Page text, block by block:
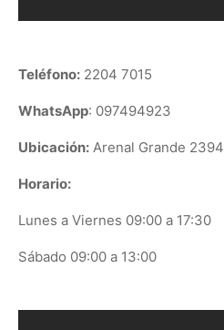
Teléfono: 2204 7015
WhatsApp: 097494923
Ubicación: Arenal Grande 2394
Horario:
Lunes a Viernes 09:00 a 17:30
Sábado 09:00 a 13:00